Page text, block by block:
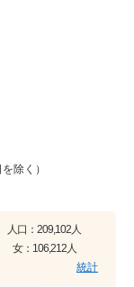
除く）
人口： 209,102人
女： 106,212人
統計